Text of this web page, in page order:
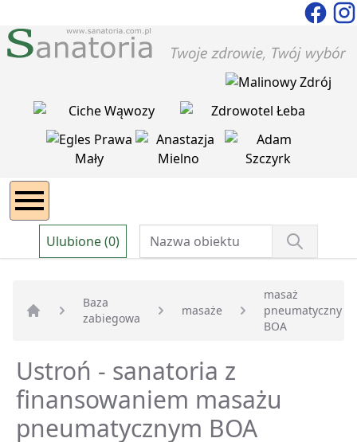
Ulubione (0)
Strona główna
Baza
zabiegowa
masaże
masaż
pneumatyczny
BOA
Ustroń - sanatoria z
finansowaniem masażu
pneumatycznym BOA